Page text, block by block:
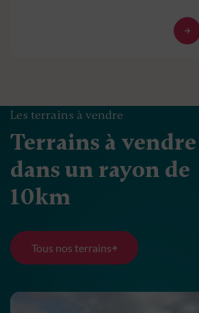
Les terrains à vendre
Terrains à vendre
dans un rayon de
10km
Tous nos terrains